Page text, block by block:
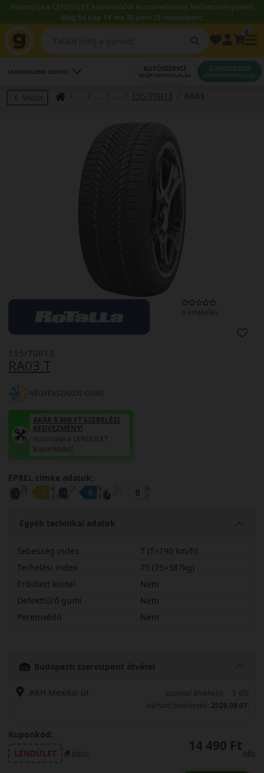
Használja a LENDÜLET kuponkódot és szereltessen kedvezményesen!
Még 54 nap 14 óra 20 perc 21 másodperc.
LEGKÖZELEBBI SZERVIZ AUTÓSZERVIZ
IDŐPONTFOGLALÁS
GUMISZERVIZ
IDŐPONTFOGLALÁS
Vissza 155/70R13
0 értékelés
RA03 T
155/70R13
NÉGYÉVSZAKOS GUMI
AKÁR 8.000 FT SZERELÉSI
KEDVEZMÉNY!
Használja a LENDÜLET
kuponkódot!
EPREL cimke adatok:
Egyéb technikai adatok
Sebesség index
T (T=190 km/h)
Terhelési index
75 (75=387kg)
Erősített kivitel
Nem
Defekttűrő gumi
Nem
Peremvédő
Nem
Budapesti szervizpont átvétel
AKH Mexikói út azonnal átvehető: 1 db
várható beérkezés: 2026.08.07.
Kuponkód:
LENDÜLET
másol 14 490 Ft
/db